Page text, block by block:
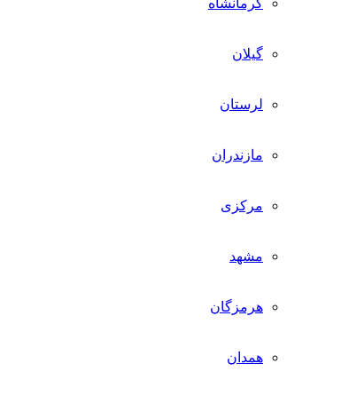
کرمانشاه
گیلان
لرستان
مازندران
مرکزی
مشهد
هرمزگان
همدان